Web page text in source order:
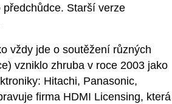
Starší verze
vždy jde o soutěžení různých
vzniklo zhruba v roce 2003 jako
Hitachi, Panasonic,
firma HDMI Licensing, která